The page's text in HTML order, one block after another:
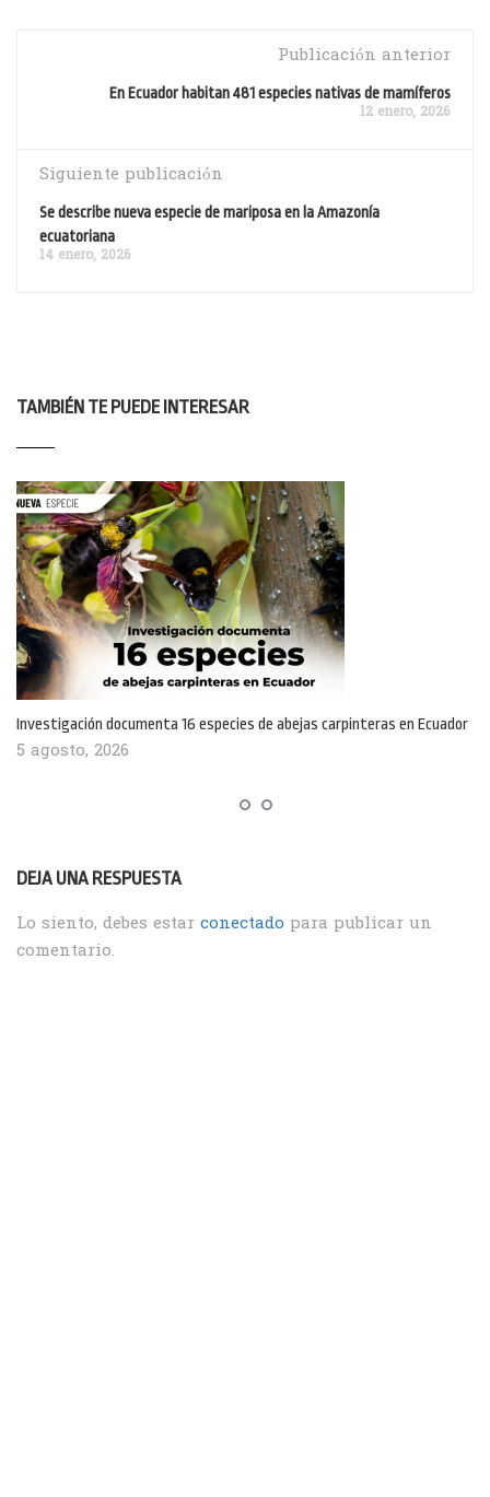
Publicación anterior
En Ecuador habitan 481 especies nativas de mamíferos
12 enero, 2026
Siguiente publicación
Se describe nueva especie de mariposa en la Amazonía
ecuatoriana
14 enero, 2026
TAMBIÉN TE PUEDE INTERESAR
Investigación documenta 16 especies de abejas carpinteras en Ecuador
5 agosto, 2026
DEJA UNA RESPUESTA
Lo siento, debes estar conectado para publicar un
comentario.